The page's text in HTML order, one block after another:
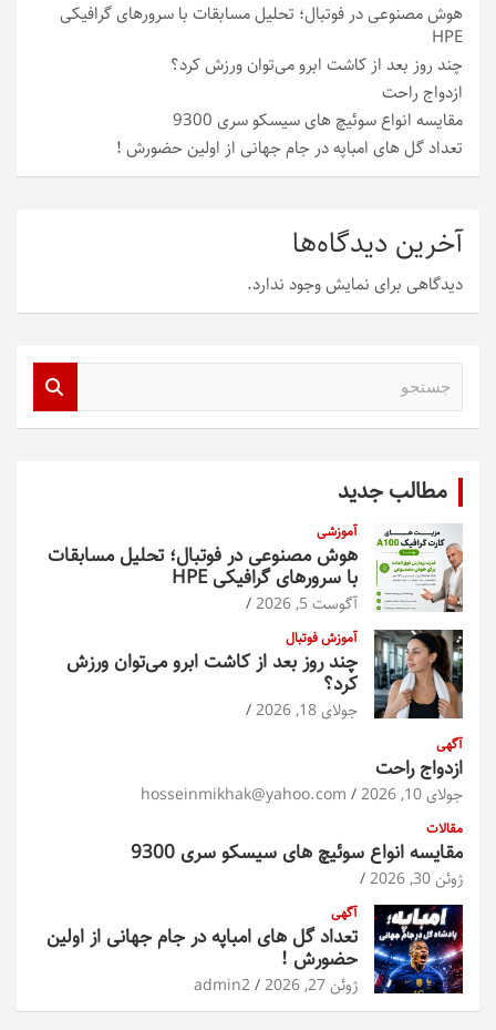
هوش مصنوعی در فوتبال؛ تحلیل مسابقات با سرورهای گرافیکی
HPE
چند روز بعد از کاشت ابرو می‌توان ورزش کرد؟
ازدواج راحت
مقایسه انواع سوئیچ های سیسکو سری 9300
تعداد گل های امباپه در جام جهانی از اولین حضورش !
آخرین دیدگاه‌ها
دیدگاهی برای نمایش وجود ندارد.
مطالب جدید
آموزشی
هوش مصنوعی در فوتبال؛ تحلیل مسابقات
با سرورهای گرافیکی HPE
آگوست 5, 2026
آموزش فوتبال
چند روز بعد از کاشت ابرو می‌توان ورزش
کرد؟
جولای 18, 2026
آگهی
ازدواج راحت
جولای 10, 2026 hosseinmikhak@yahoo.com
مقالات
مقایسه انواع سوئیچ های سیسکو سری 9300
ژوئن 30, 2026
آگهی
تعداد گل های امباپه در جام جهانی از اولین
حضورش !
ژوئن 27, 2026 admin2